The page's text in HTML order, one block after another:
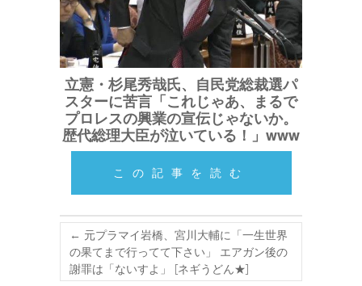
立憲・杉尾秀哉氏、自民党総裁選パ
スターに苦言「これじゃあ、まるで
プロレスの興業の宣伝じゃないか。
歴代総理大臣が泣いている！」www
この記事を読む
← 元プラマイ岩橋、宮川大輔に「一生世界
の果てまで行ってて下さい」 エアガン後の
謝罪は「ないすよ」 [ネギうどん★]